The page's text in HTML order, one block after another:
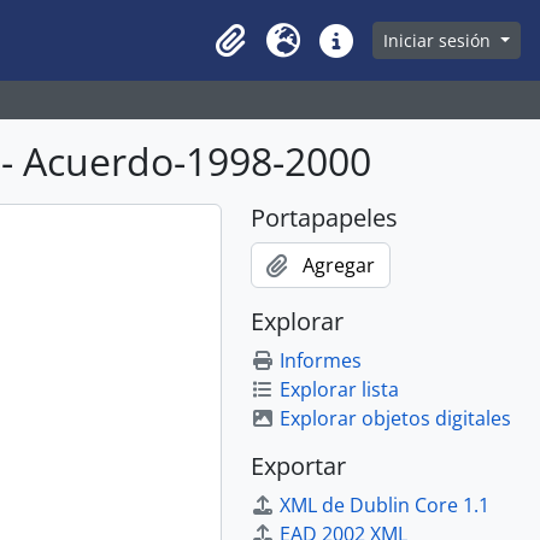
Clipboard
Idioma Enlaces rápidos
Iniciar sesión
Acuerdo-1998-2000
Portapapeles
Agregar
Explorar
Informes
Explorar lista
Explorar objetos digitales
Exportar
XML de Dublin Core 1.1
EAD 2002 XML